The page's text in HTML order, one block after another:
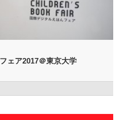
ェア2017＠東京大学